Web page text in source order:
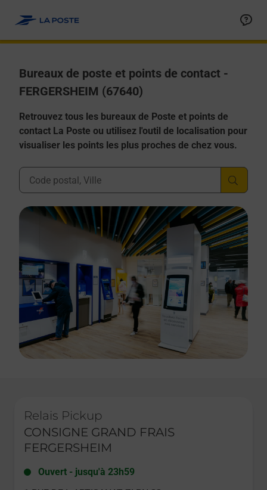
Bureaux de poste et points de contact -
FERGERSHEIM (67640)
Retrouvez tous les bureaux de Poste et points de
contact La Poste ou utilisez l'outil de localisation pour
visualiser les points les plus proches de chez vous.
Ville, Département, Code Postal
Relais Pickup
CONSIGNE GRAND FRAIS
FERGERSHEIM
Ouvert - jusqu'à 23h59